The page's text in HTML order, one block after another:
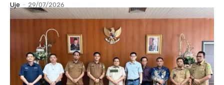
Uje - 29/07/2026